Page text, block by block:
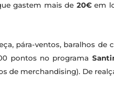
gastem mais de 20€em
pára-ventos, baralhos de
pontos no programa
merchandising). De